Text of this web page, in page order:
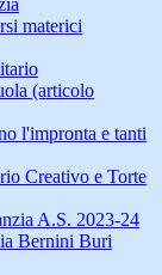
materici
(articolo
l'impronta e tanti
Creativo e Torte
A.S. 2023-24
Bernini Buri